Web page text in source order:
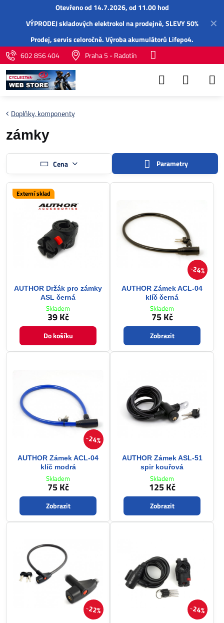
✕
Otevřeno od 14.7.2026, od 11.00 hod
VÝPRODEJ skladových elektrokol na prodejně, SLEVY 50%
Prodej,servisceloročně.Výroba akumulátorů Lifepo4.
602 856 404
Praha 5 - Radotín
Doplňky, komponenty
zámky
Cena Parametry
Externí sklad
AUTHOR Držák pro zámky
ASL černá
Skladem
39 Kč
Do košíku
24%
AUTHOR Zámek ACL-04
klíč černá
Skladem
75 Kč
Zobrazit
24%
AUTHOR Zámek ACL-04
klíč modrá
Skladem
75 Kč
Zobrazit
AUTHOR Zámek ASL-51
spir kouřová
Skladem
125 Kč
Zobrazit
22% 24%